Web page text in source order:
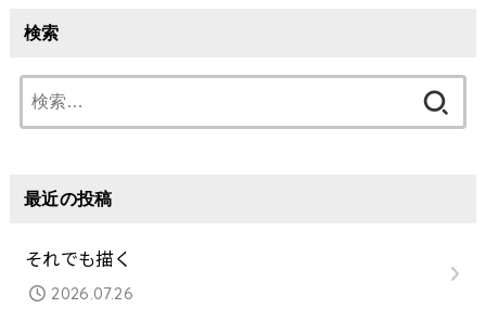
検索
索:
最近の投稿
それでも描く
2026.07.26